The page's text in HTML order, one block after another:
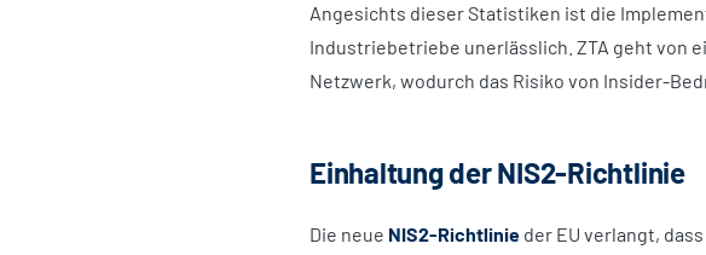
Angesichts dieser Statistiken ist die
Industriebetriebe unerlässlich. ZTA geht von
Netzwerk, wodurch das Risiko von Insider-
Einhaltung der NIS2-Richtlinie
Die neue NIS2-Richtlinie der EU verlangt,